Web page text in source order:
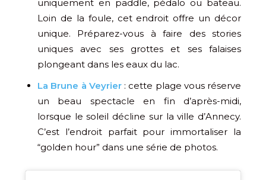
uniquement en paddle, pédalo ou bateau.
Loin de la foule, cet endroit offre un décor
unique. Préparez-vous à faire des stories
uniques avec ses grottes et ses falaises
plongeant dans les eaux du lac.
La Brune à Veyrier: cette plage vous réserve
un beau spectacle en fin d’après-midi,
lorsque le soleil décline sur la ville d’Annecy.
C’est l’endroit parfait pour immortaliser la
“golden hour” dans une série de photos.